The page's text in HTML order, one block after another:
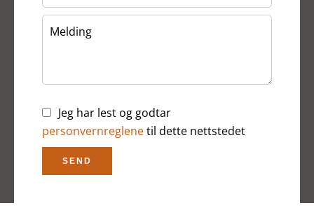
Jeg har lest og godtar
personvernreglenetil dette nettstedet
SEND